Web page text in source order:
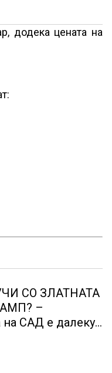
додека цената на
СО ЗЛАТНАТА
–
на САД е далеку